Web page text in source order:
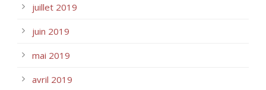
juillet 2019
juin 2019
mai 2019
avril 2019